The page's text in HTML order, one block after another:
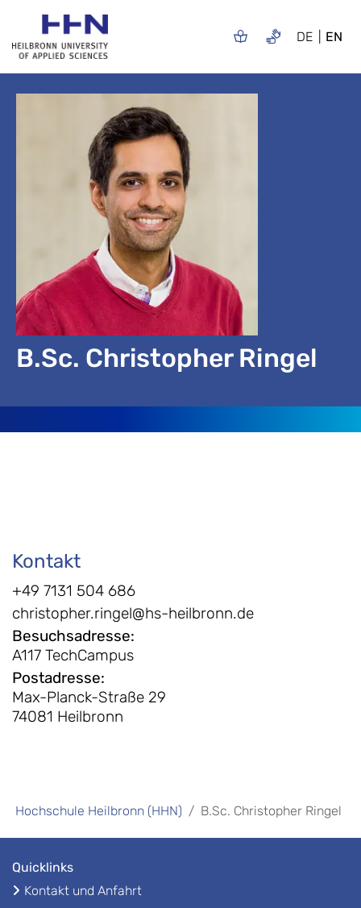
DE EN
B.Sc. Christopher Ringel
Kontakt
+49 7131 504 686
christopher.ringel@hs-heilbronn.de
Besuchsadresse:
A117 TechCampus
Postadresse:
Max-Planck-Straße 29
74081 Heilbronn
Hochschule Heilbronn (HHN) B.Sc. Christopher Ringel
Quicklinks
Kontakt und Anfahrt